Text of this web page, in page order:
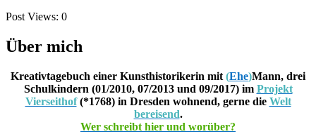
Post Views: 0
Über mich
Kreativtagebuch einer Kunsthistorikerin mit (Ehe)Mann, drei
Schulkindern (01/2010, 07/2013 und 09/2017) im Projekt
Vierseithof(*1768) in Dresden wohnend, gerne die Welt
bereisend.
Wer schreibt hier und worüber?